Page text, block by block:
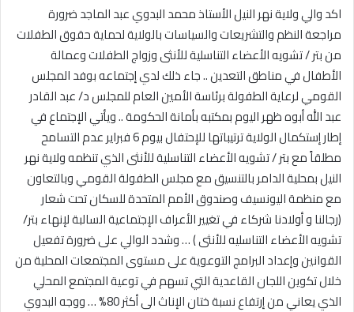
اكد والي ولاية نهر النيل الأستاذ محمد البدوي عبد الماجد ضرورة
مراجعة النظم والتشريعات والسياسات بالولاية لحماية حقوق الطفلات
من بتر / تشويه الأعضاء التناسلية للأنثى وزواج الطفلات وعمالة
الأطفال في مناطق التعدين .. جاء ذلك لدي إجتماعه بوفد المجلس
القومي لرعاية الطفولة برئاسة الأمين العام للمجلس د/ عبد القادر
عبد الله أبوه ظهر اليوم بمكتبه بأمانة الحكومة .. ويأتي الإجتماع في
إطار إستكمال الولاية ترتيباتها للإحتفال بيوم 6 فبراير عدم التسامح
مطلقاً مع بتر / تشويه الأعضاء التناسلية للأنثى الذي تنظمه ولاية نهر
النيل بمحلية الدامر بالتنسيق مع مجلس الطفولة القومي وبالتعاون
مع منظمة اليونسيف وصندوق الأمم المتحدة للسكان تحت شعار
(رجالنا و أولادنا شركاء في تغيير الأعراف الإجتماعية السالبة لإنهاء بتر/
تشويه الأعضاء التناسليه للأنثى ) … وشدد الوالي على ضرورة تفعيل
القوانين وإعداد البرامج التوعوية على مستوى المجتمعات المحلية من
خلال تكوين اللجان القاعدية التي تسهم في توعية المجتمع المحلي
الذي يعاني من إرتفاع نسبة ختان الإناث الى أكثر 80% … ووجه البدوي